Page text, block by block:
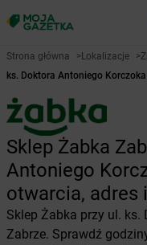
Strona główna >Lokalizacje >
ks. Doktora Antoniego
Sklep Żabka
Antoniego
otwarcia, adres
Sklep Żabka przy ul. ks.
Zabrze. Sprawdź